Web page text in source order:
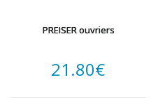
PREISER ouvriers
21.80€